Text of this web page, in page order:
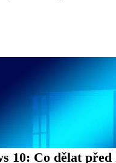
10: Co dělat před